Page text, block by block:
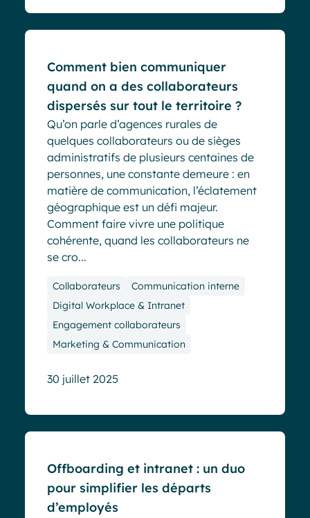
Comment bien communiquer
quand on a des collaborateurs
dispersés sur tout le territoire ?
Qu’on parle d’agences rurales de
quelques collaborateurs ou de sièges
administratifs de plusieurs centaines de
personnes, une constante demeure : en
matière de communication, l’éclatement
géographique est un défi majeur.
Comment faire vivre une politique
cohérente, quand les collaborateurs ne
se cro...
Collaborateurs
Communication interne
Digital Workplace & Intranet
Engagement collaborateurs
Marketing & Communication
30 juillet 2025
Offboarding et intranet : un duo
pour simplifier les départs
d’employés